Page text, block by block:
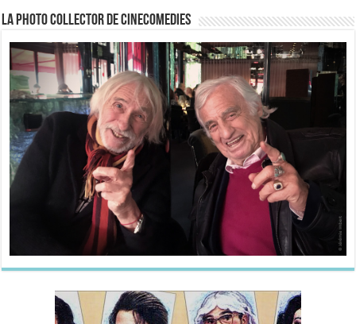
La Photo collector de CineComedies